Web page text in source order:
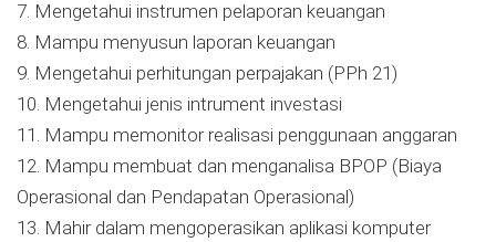
7. Mengetahui instrumen pelaporan keuangan
8. Mampu menyusun laporan keuangan
9. Mengetahui perhitungan perpajakan (PPh 21)
10. Mengetahui jenis intrument investasi
11. Mampu memonitor realisasi penggunaan anggaran
12. Mampu membuat dan menganalisa BPOP (Biaya
Operasional dan Pendapatan Operasional)
13. Mahir dalam mengoperasikan aplikasi komputer